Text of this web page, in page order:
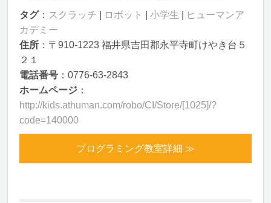
タグ： スクラッチ ロボット 小学生
ヒューマンア
カデミー
住所 ：〒910-1223 福井県吉田郡永平寺町けやき台５
２１
電話番号 ：0776-63-2843
ホームページ ：
http://kids.athuman.com/robo/CI/Store/[1025]/?
code=140000
プログラミング教室詳細 ≫